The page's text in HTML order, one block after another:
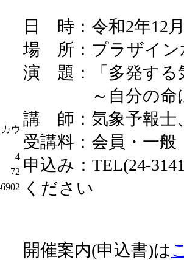
ウ
4
72
日 時：令和2年12
場 所：プラザイン
演 題：「多発する
～自分の命は
講 師：気象予報
受講料：会員・一
申込み：TEL(24-
ください
開催案内(申込書)は